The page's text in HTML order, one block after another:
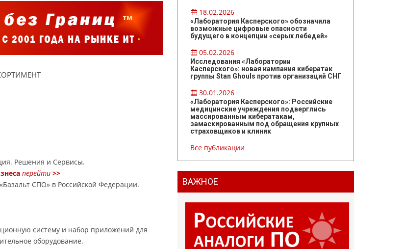
Решения и Сервисы.
перейти >>
СПО» в Российской Федерации.
систему и набор приложений для
оборудование.
18.02.2026
«Лаборатория Касперского» обозначила
возможные цифровые опасности
будущего в концепции «серых лебедей»
05.02.2026
Исследования «Лаборатории
Касперского»: новая кампания кибератак
группы Stan Ghouls против организаций СНГ
30.01.2026
«Лаборатория Касперского»: Российские
медицинские учреждения подверглись
массированным кибератакам,
замаскированным под обращения крупных
страховщиков и клиник
Все публикации
ВАЖНОЕ